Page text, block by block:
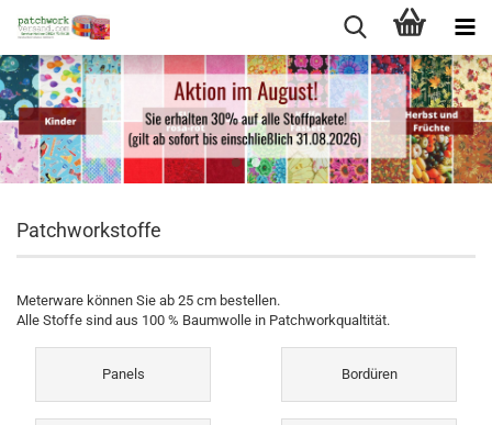
Patchworkstoffe
Meterware können Sie ab 25 cm bestellen.
Alle Stoffe sind aus 100 % Baumwolle in Patchworkqualtität.
Panels Bordüren